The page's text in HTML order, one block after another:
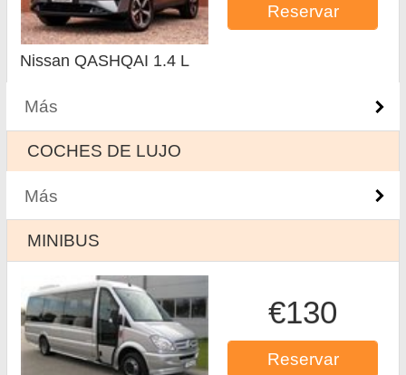
Reservar
Nissan QASHQAI 1.4 L
Más
COCHES DE LUJO
Más
MINIBUS
€130
Reservar